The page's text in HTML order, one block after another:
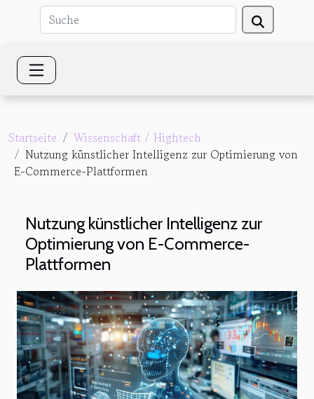
Startseite
Wissenschaft / Hightech
Nutzung künstlicher Intelligenz zur Optimierung von
E-Commerce-Plattformen
Nutzung künstlicher Intelligenz zur
Optimierung von E-Commerce-
Plattformen